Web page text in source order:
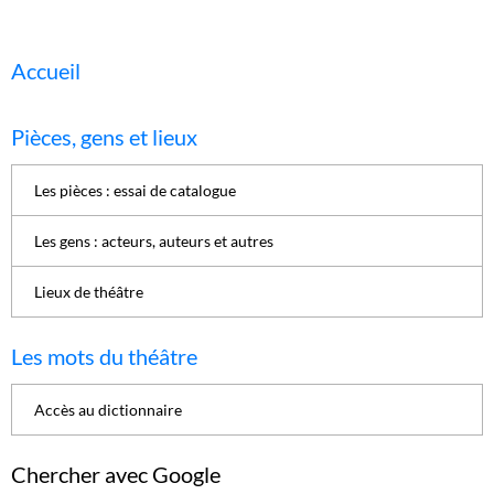
Accueil
Pièces, gens et lieux
Les pièces : essai de catalogue
Les gens : acteurs, auteurs et autres
Lieux de théâtre
Les mots du théâtre
Accès au dictionnaire
Chercher avec Google